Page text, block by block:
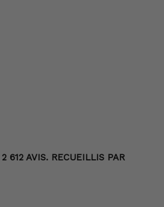
612 AVIS. RECUEILLIS PAR